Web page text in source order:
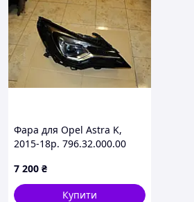
Фара для Opel Astra K,
2015-18р. 796.32.000.00
7 200 ₴
Купити